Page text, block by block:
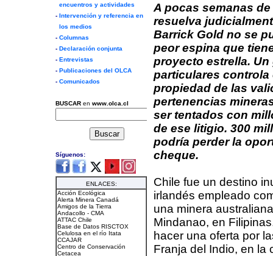
A pocas semanas
resuelva
Barrick Gold no se
peor espina que
proyecto estrella. Un
particulares controla
propiedad de las
pertenencias
ser tentados con
de ese litigio. 300
podría perder la
cheque.
Chile fue un destino
irlandés empleado
una minera
Mindanao, en
hacer una oferta por
Franja del Indio, en la